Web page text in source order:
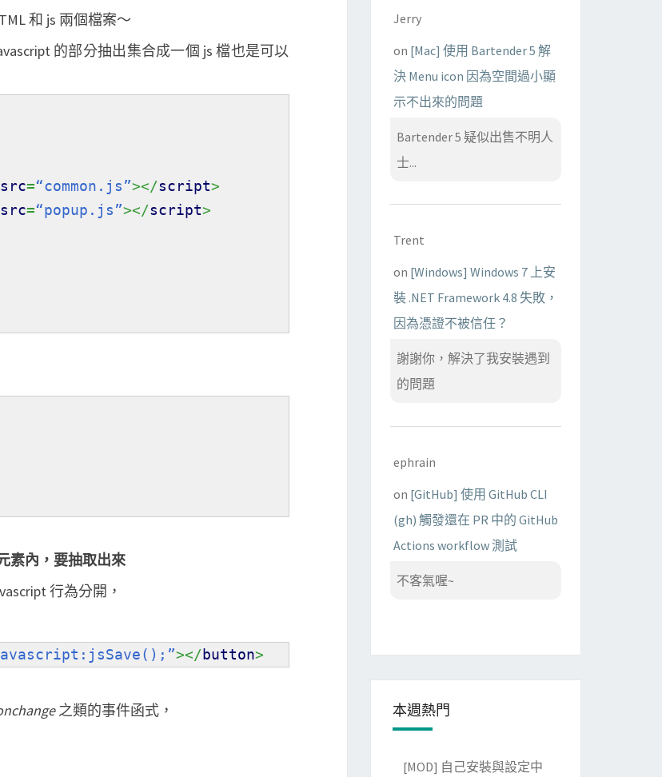
和 js 兩個檔案～
的部分抽出集合成一個 js 檔也是可以
src=“common.js”></script>
src=“popup.js”></script>
素內，要抽取出來
行為分開，
></button>
之類的事件函式，
Jerry
on [Mac] 使用 Bartender 5 解
決 Menu icon 因為空間過小顯
示不出來的問題
Bartender 5 疑似出售不明人
士...
Trent
on [Windows] Windows 7 上安
裝 .NET Framework 4.8 失敗，
因為憑證不被信任？
謝謝你，解決了我安裝遇到
的問題
ephrain
on [GitHub] 使用 GitHub CLI
(gh) 觸發還在 PR 中的 GitHub
Actions workflow 測試
不客氣喔~
本週熱門
[MOD] 自己安裝與設定中